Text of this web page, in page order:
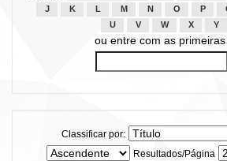
J
K L M N O P
U
V W X Y
ou entre com as
Classificar por:
Resultados/Página